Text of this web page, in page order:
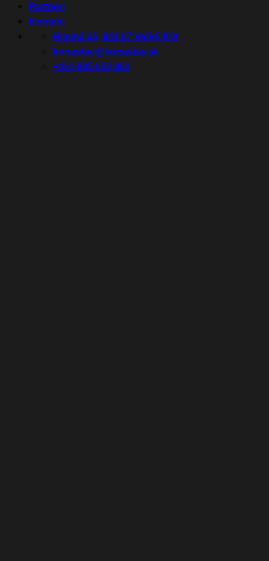
Partneri
Kontakt
Hlavná 35, 941 07 Veľký Kýr
konastav@konastav.sk
+421 905 622 863